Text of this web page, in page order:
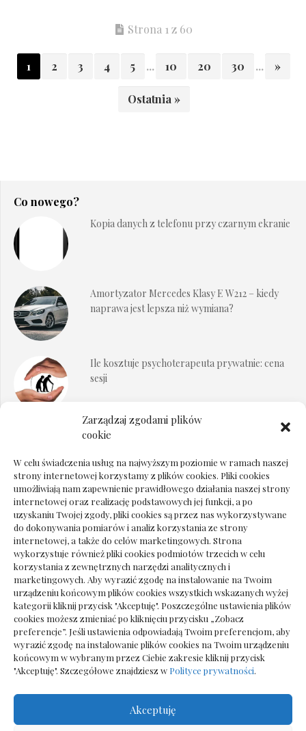
Zarządzaj zgodami plików
cookie
W celu świadczenia usług na najwyższym poziomie w ramach naszej
strony internetowej korzystamy z plików cookies. Pliki cookies
umożliwiają nam zapewnienie prawidłowego działania naszej strony
internetowej oraz realizację podstawowych jej funkcji, a po
uzyskaniu Twojej zgody, pliki cookies są przez nas wykorzystywane
do dokonywania pomiarów i analiz korzystania ze strony
internetowej, a także do celów marketingowych. Strona
wykorzystuje również pliki cookies podmiotów trzecich w celu
korzystania z zewnętrznych narzędzi analitycznych i
marketingowych. Aby wyrazić zgodę na instalowanie na Twoim
urządzeniu końcowym plików cookies wszystkich wskazanych wyżej
kategorii kliknij przycisk "Akceptuję". Poszczególne ustawienia plików
cookies możesz zmieniać po kliknięciu przycisku „Zobacz
preferencje”. Jeśli ustawienia odpowiadają Twoim preferencjom, aby
wyrazić zgodę na instalowanie plików cookies na Twoim urządzeniu
końcowym w wybranym przez Ciebie zakresie kliknij przycisk
"Akceptuję". Szczegółowe znajdziesz w Polityce prywatności.
Akceptuję
Strona 1 z 60
1 2 3 4 5 ... 10 20 30 ... »
Ostatnia »
Co nowego?
Kopia danych z telefonu przy czarnym ekranie
Amortyzator Mercedes Klasy E W212 – kiedy
naprawa jest lepsza niż wymiana?
Ile kosztuje psychoterapeuta prywatnie: cena
sesji
Dokumenty do odbioru przy zmianie biura
Deska podłogowa do salonu: jak wybrać bez
pośpiechu